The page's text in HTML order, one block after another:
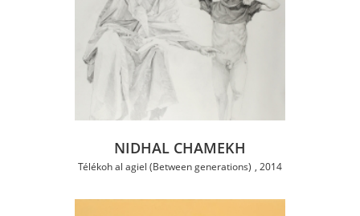
NIDHAL CHAMEKH
Télékoh al agiel (Between generations) 2014